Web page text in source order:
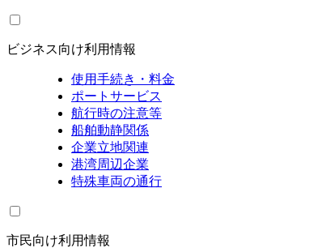
ビジネス向け利用情報
使用手続き・料金
ポートサービス
航行時の注意等
船舶動静関係
企業立地関連
港湾周辺企業
特殊車両の通行
市民向け利用情報